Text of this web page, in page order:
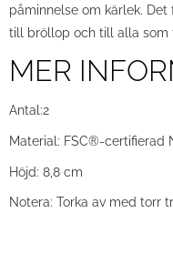
påminnelse om kärlek.
till bröllop och till alla som
MER
Antal:2
Material: FSC®-certifierad
Höjd: 8,8 cm
Notera: Torka av med torr